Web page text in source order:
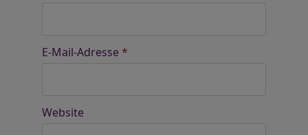
E-Mail-Adresse *
Website